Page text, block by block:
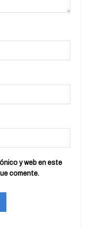
y web en este
comente.